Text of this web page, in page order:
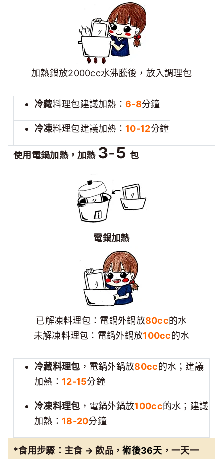
加熱鍋放2000cc水沸騰後，放入調理包
冷藏料理包建議加熱：6-8分鐘
冷凍料理包建議加熱： 10-12分鐘
使用電鍋加熱，加熱 3-5包
電鍋加熱
已解凍料理包：電鍋外鍋放80cc的水
未解凍料理包：電鍋外鍋放100cc的水
冷藏料理包 ，電鍋外鍋放80cc的水；建議
加熱： 12-15分鐘
冷凍料理包 ，電鍋外鍋放100cc的水；建議
加熱： 18-20分鐘
*食用步驟：主食 → 飲品，術後36天 ，一天一